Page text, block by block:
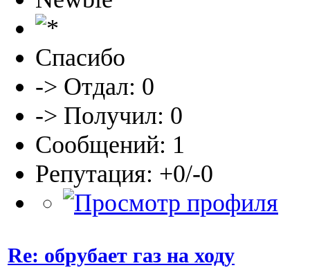
Спасибо
-> Отдал: 0
-> Получил: 0
Сообщений: 1
Репутация: +0/-0
Re: обрубает газ на ходу